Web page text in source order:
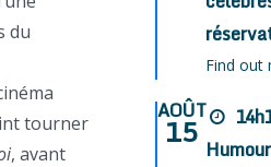
du
tourner
, avant
Find out
AOÛT
15